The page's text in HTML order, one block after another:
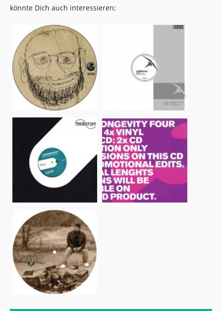
könnte Dich auch interessieren: